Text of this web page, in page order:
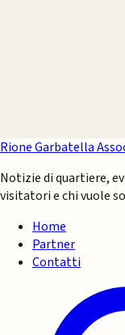
Rione Garbatella
Notizie di quartiere,
visitatori e chi vuole
Home
Partner
Contatti